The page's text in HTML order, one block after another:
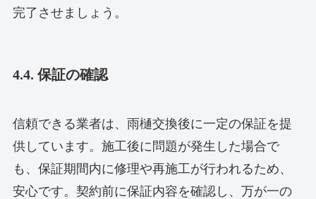
完了させましょう。
4.4. 保証の確認
信頼できる業者は、雨樋交換後に一定の保証を提
供しています。施工後に問題が発生した場合で
も、保証期間内に修理や再施工が行われるため、
安心です。契約前に保証内容を確認し、万が一の